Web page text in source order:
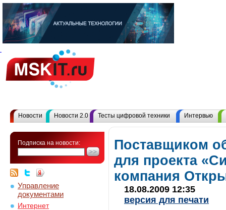
Новости Новости 2.0 Тесты цифровой техники Интервью
Подписка на новости:
Управление
документами
Интернет
Поставщиком
для проекта
компания
18.08.2009 12:35
версия для печати